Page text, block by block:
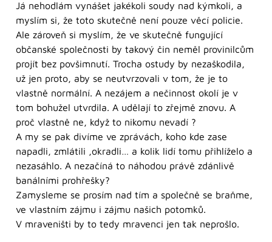
Já nehodlám vynášet jakékoli soudy nad kýmkoli, a
myslím si, že toto skutečně není pouze věcí policie.
Ale zároveň si myslím, že ve skutečně fungující
občanské společnosti by takový čin neměl provinilcům
projít bez povšimnutí. Trocha ostudy by nezaškodila,
už jen proto, aby se neutvrzovali v tom, že je to
vlastně normální. A nezájem a nečinnost okolí je v
tom bohužel utvrdila. A udělají to zřejmě znovu. A
proč vlastně ne, když to nikomu nevadí ?
A my se pak divíme ve zprávách, koho kde zase
napadli, zmlátili ,okradli… a kolik lidí tomu přihlíželo a
nezasáhlo. A nezačíná to náhodou právě zdánlivě
banálními prohřešky?
Zamysleme se prosím nad tím a společně se braňme,
ve vlastním zájmu i zájmu našich potomků.
V mraveništi by to tedy mravenci jen tak neprošlo.